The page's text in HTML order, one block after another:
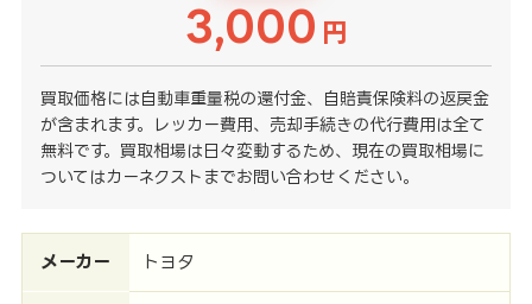
3,000 円
買取価格には自動車重量税の還付金、自賠責保険料の返戻金
が含まれます。レッカー費用、売却手続きの代行費用は全て
無料です。買取相場は日々変動するため、現在の買取相場に
ついてはカーネクストまでお問い合わせください。
メーカー トヨタ